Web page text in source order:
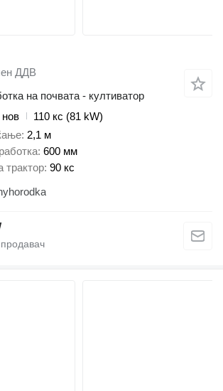
ДДВ
на почвата - култиватор
нов
110 кс (81 kW)
2,1 м
600 мм
трактор 90 кс